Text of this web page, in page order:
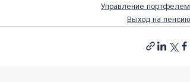
Управление портфелем
Выход на пенсию